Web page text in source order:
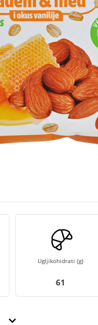
Ugljikohidrati (g)
61